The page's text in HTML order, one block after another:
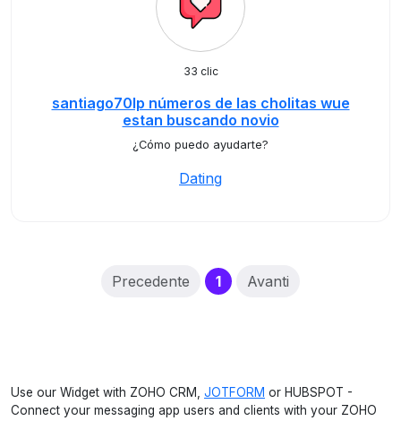
33 clic
santiago70lp números de las cholitas wue
estan buscando novio
¿Cómo puedo ayudarte?
Dating
Precedente 1(current)
Avanti
Use our Widget with ZOHO CRM, JOTFORM or HUBSPOT -
Connect your messaging app users and clients with your ZOHO